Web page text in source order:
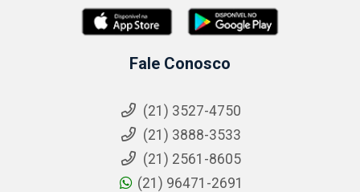
Fale Conosco
(21) 3527-4750
(21) 3888-3533
(21) 2561-8605
(21) 96471-2691